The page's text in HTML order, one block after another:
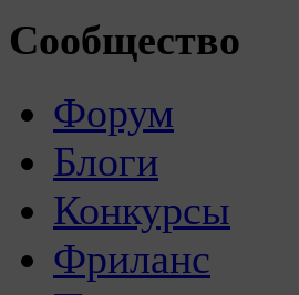
Сообщество
Форум
Блоги
Конкурсы
Фриланс